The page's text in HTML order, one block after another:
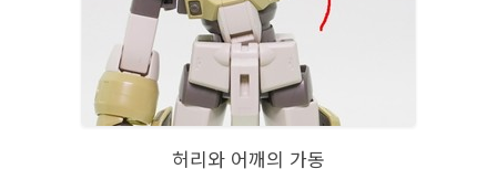
허리와 어깨의 가동